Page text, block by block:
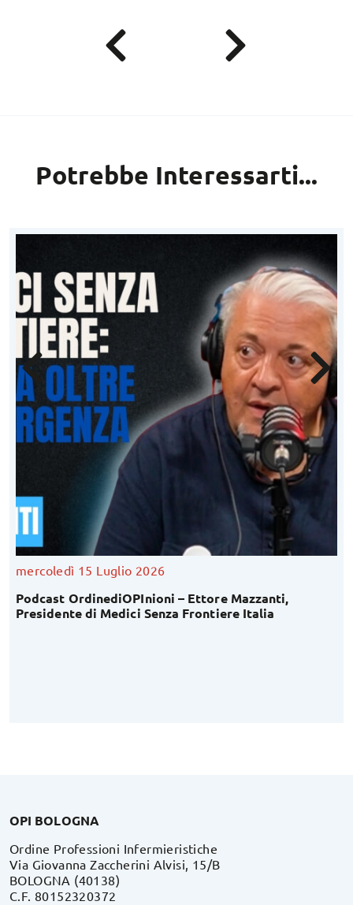
Potrebbe Interessarti...
mercoledì 15 Luglio 2026
Podcast OrdinediOPInioni – Ettore Mazzanti,
Presidente di Medici Senza Frontiere Italia
OPI BOLOGNA
Ordine Professioni Infermieristiche
Via Giovanna Zaccherini Alvisi, 15/B
BOLOGNA (40138)
C.F. 80152320372